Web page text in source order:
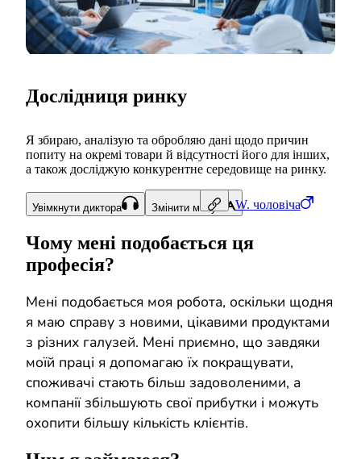
W. чоловіча
Дослідниця ринку
Я збираю, аналізую та обробляю дані щодо причин
попиту на окремі товари й відсутності його для інших,
а також досліджую конкурентне середовище на ринку.
Увімкнути диктора Змінити мову
Чому мені подобається ця
професія?
Мені подобається моя робота, оскільки щодня
я маю справу з новими, цікавими продуктами
з різних галузей. Мені приємно, що завдяки
моїй праці я допомагаю їх покращувати,
споживачі стають більш задоволеними, а
компанії збільшують свої прибутки і можуть
охопити більшу кількість клієнтів.